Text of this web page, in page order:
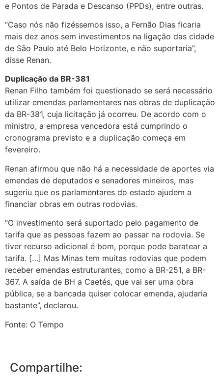
e Pontos de Parada e Descanso (PPDs), entre outras.
“Caso nós não fizéssemos isso, a Fernão Dias ficaria
mais dez anos sem investimentos na ligação das cidade
de São Paulo até Belo Horizonte, e não suportaria”,
disse Renan.
Duplicação da BR-381
Renan Filho também foi questionado se será necessário
utilizar emendas parlamentares nas obras de duplicação
da BR-381, cuja licitação já ocorreu. De acordo com o
ministro, a empresa vencedora está cumprindo o
cronograma previsto e a duplicação começa em
fevereiro.
Renan afirmou que não há a necessidade de aportes via
emendas de deputados e senadores mineiros, mas
sugeriu que os parlamentares do estado ajudem a
financiar obras em outras rodovias.
“O investimento será suportado pelo pagamento de
tarifa que as pessoas fazem ao passar na rodovia. Se
tiver recurso adicional é bom, porque pode baratear a
tarifa. […] Mas Minas tem muitas rodovias que podem
receber emendas estruturantes, como a BR-251, a BR-
367. A saída de BH a Caetés, que vai ser uma obra
pública, se a bancada quiser colocar emenda, ajudaria
bastante”, declarou.
Fonte: O Tempo
Compartilhe: